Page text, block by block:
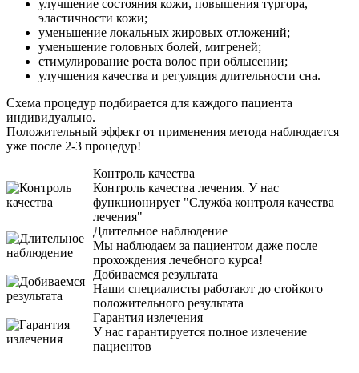
улучшение состояния кожи, повышения тургора,
эластичности кожи;
уменьшение локальных жировых отложений;
уменьшение головных болей, мигреней;
стимулирование роста волос при облысении;
улучшения качества и регуляция длительности сна.
Схема процедур подбирается для каждого пациента
индивидуально.
Положительный эффект от применения метода наблюдается
уже после 2-3 процедур!
Контроль качества
Контроль качества лечения. У нас
функционирует "Служба контроля качества
лечения"
Длительное наблюдение
Мы наблюдаем за пациентом даже после
прохождения лечебного курса!
Добиваемся результата
Наши специалисты работают до стойкого
положительного результата
Гарантия излечения
У нас гарантируется полное излечение
пациентов